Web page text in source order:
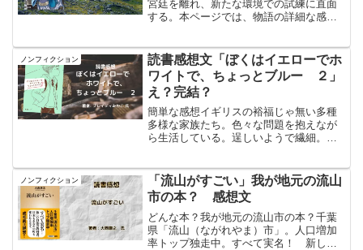
宮廷を離れ、新たな環境での試練に直面
する。本ページでは、物語の詳細な感想
よる後宮の権力争いが激化し、猫猫の知
識と判断力が試される展開となってい
る。
ノンフィクション
読書感想文「ぼくはイエローでホ
ワイトで、ちょっとブルー ２」
え？完結？
簡単な感想イギリスの裕福じゃ無い多種
多様な家族たち。色々な問題を抱えなが
ら生活している。逞しいようで繊細。考
ー ２著者：ブレイディみかこ 氏ぼく
はイエローでホワイトで、...
ノンフィクション
「流山がすごい」我が地元の流山
市の本？ 感想文
どんな本？我が地元の流山市の本？千葉
県「流山（ながれやま）市」。人口増加
率トップ独走中。すべて実名！ 新しい